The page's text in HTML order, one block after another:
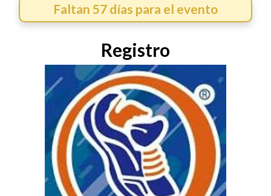
Faltan 57 días para el evento
Registro